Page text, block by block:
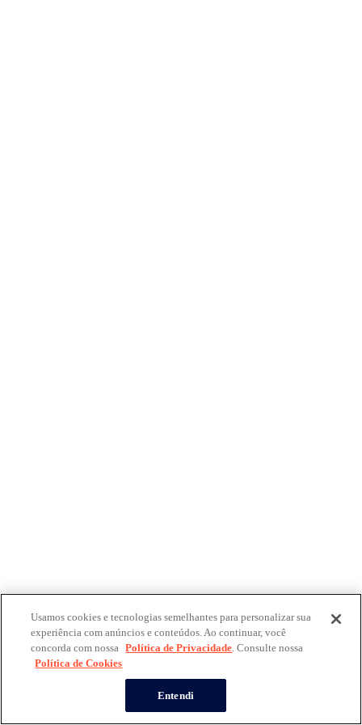
Usamos cookies e tecnologias semelhantes para personalizar sua
experiência com anúncios e conteúdos. Ao continuar, você
concorda com nossa Política de Privacidade. Consulte nossa
Política de Cookies
Entendi